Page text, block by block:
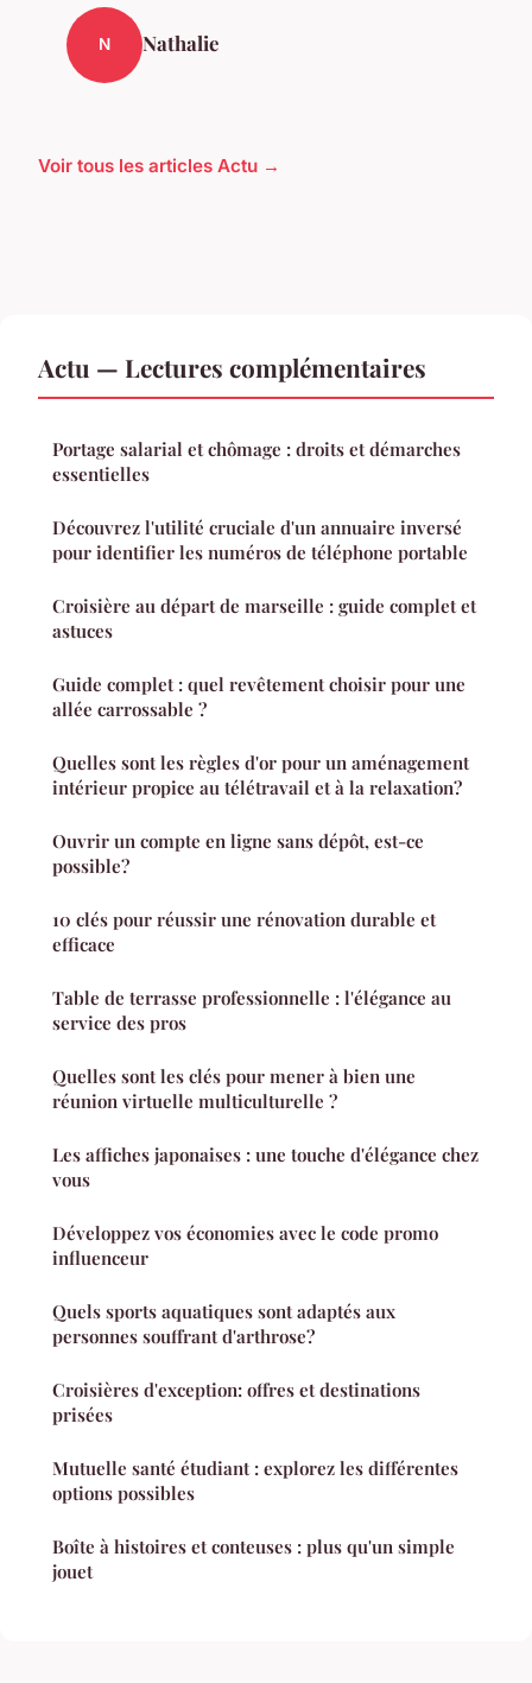
N Nathalie
Voir tous les articles Actu →
Actu — Lectures complémentaires
Portage salarial et chômage : droits et démarches
essentielles
Découvrez l'utilité cruciale d'un annuaire inversé
pour identifier les numéros de téléphone portable
Croisière au départ de marseille : guide complet et
astuces
Guide complet : quel revêtement choisir pour une
allée carrossable ?
Quelles sont les règles d'or pour un aménagement
intérieur propice au télétravail et à la relaxation?
Ouvrir un compte en ligne sans dépôt, est-ce
possible?
10 clés pour réussir une rénovation durable et
efficace
Table de terrasse professionnelle : l'élégance au
service des pros
Quelles sont les clés pour mener à bien une
réunion virtuelle multiculturelle ?
Les affiches japonaises : une touche d'élégance chez
vous
Développez vos économies avec le code promo
influenceur
Quels sports aquatiques sont adaptés aux
personnes souffrant d'arthrose?
Croisières d'exception: offres et destinations
prisées
Mutuelle santé étudiant : explorez les différentes
options possibles
Boîte à histoires et conteuses : plus qu'un simple
jouet